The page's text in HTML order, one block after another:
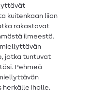
kuitenkaan liian
rakastavat
ilmeestä.
miellyttävän
jotka tuntuvat
Pehmeä
herkälle iholle.